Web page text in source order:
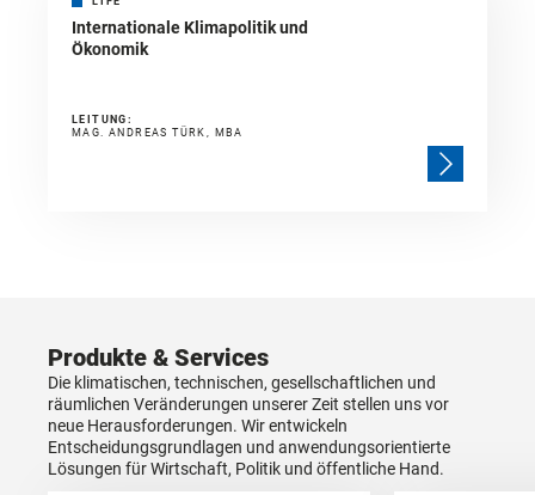
Internationale Klimapolitik und
Ökonomik
LEITUNG:
MAG. ANDREAS TÜRK, MBA
Produkte & Services
Die klimatischen, technischen, gesellschaftlichen und
räumlichen Veränderungen unserer Zeit stellen uns vor
neue Herausforderungen. Wir entwickeln
Entscheidungsgrundlagen und anwendungsorientierte
Lösungen für Wirtschaft, Politik und öffentliche Hand.